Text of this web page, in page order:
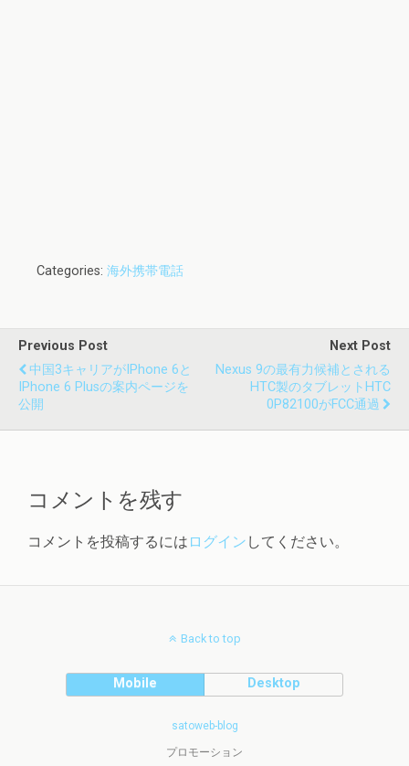
Categories: 海外携帯電話
Previous Post
中国3キャリアがiPhone 6と
IPhone 6 Plusの案内ページを
公開
Next Post
Nexus 9の最有力候補とされる
HTC製のタブレットHTC
0P82100がFCC通過
コメントを残す
コメントを投稿するには ログイン してください。
Back to top
Mobile Desktop
satoweb-blog
プロモーション